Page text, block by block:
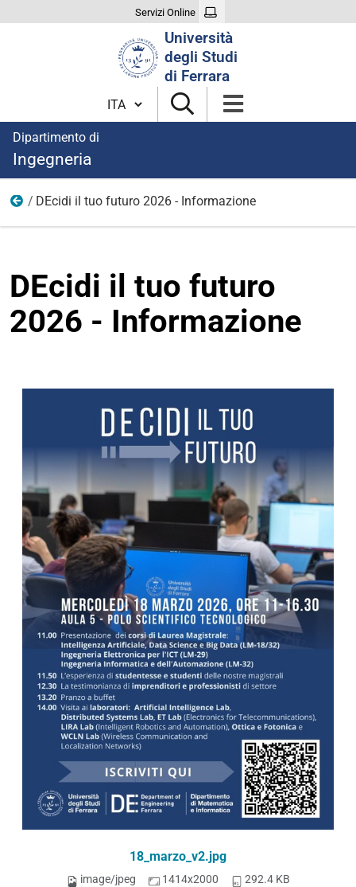
Servizi Online
Università
degli Studi
di Ferrara
Cambia lingua
Dipartimento di
Ingegneria
Immagini notizie
DEcidi il tuo futuro 2026 - Informazione
DEcidi il tuo futuro
2026 - Informazione
18_marzo_v2.jpg
image/jpeg 1414x2000 292.4 KB